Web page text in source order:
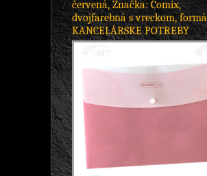
červená, Značka: Comix,
dvojfarebná s vreckom,
KANCELÁRSKE POTREBY